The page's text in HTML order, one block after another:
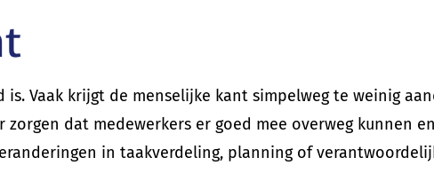
Vaak krijgt de menselijke kant simpelweg te weinig
dat medewerkers er goed mee overweg kunnen
in taakverdeling, planning of